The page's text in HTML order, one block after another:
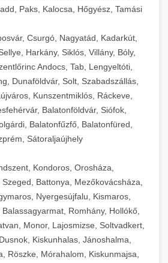
Paks, Kalocsa, Hőgyész, Tamási
Csurgó, Nagyatád, Kadarkút,
Harkány, Siklós, Villány, Bóly,
Andocs, Tab, Lengyeltóti,
Dunaföldvár, Solt, Szabadszállás,
Kunszentmiklós, Ráckeve,
Balatonföldvár, Siófok,
Balatonfűzfő, Balatonfüred,
Sátoraljaújhely
Kondoros, Orosháza,
Battonya, Mezőkovácsháza,
Nyergesújfalu, Kismaros,
Romhány, Hollókő,
Monor, Lajosmizse, Soltvadkert,
Kiskunhalas, Jánoshalma,
Röszke, Mórahalom, Kiskunmajsa,